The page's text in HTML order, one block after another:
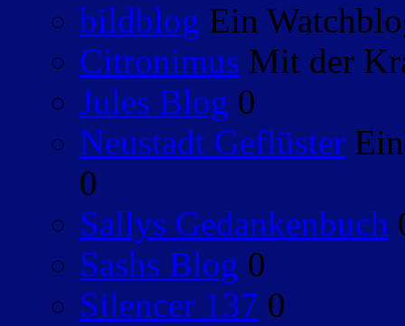
bildblog Ein
Citronimus Mit der
Jules Blog 0
Neustadt Geflüster
0
Sallys Gedankenbuch
Sashs Blog 0
Silencer 137 0